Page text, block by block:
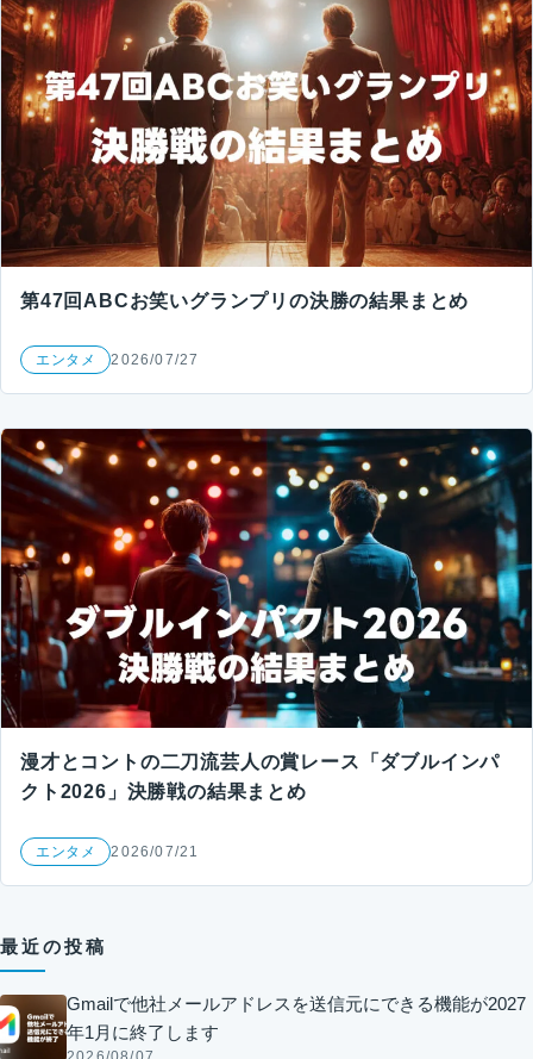
第47回ABCお笑いグランプリの決勝の結果まとめ
エンタメ 2026/07/27
漫才とコントの二刀流芸人の賞レース「ダブルインパ
クト2026」決勝戦の結果まとめ
エンタメ 2026/07/21
最近の投稿
Gmailで他社メールアドレスを送信元にできる機能が2027
年1月に終了します